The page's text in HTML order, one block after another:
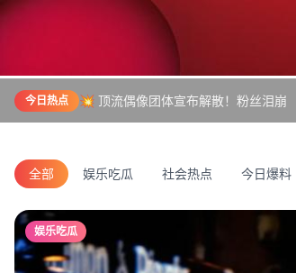
今日热点 💥 顶流偶像团体宣布解散！粉丝泪崩
全部 娱乐吃瓜 社会热点 今日爆料
娱乐吃瓜